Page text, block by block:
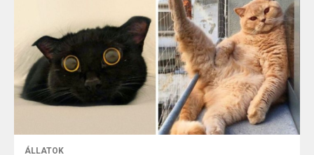
ÁLLATOK